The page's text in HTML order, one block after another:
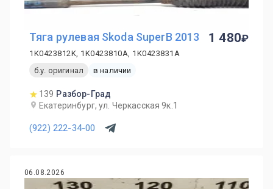
Тяга рулевая Skoda SuperB 2013
1K0423812K, 1K0423810A, 1K0423831A
б.у. оригинал
в наличии
139 Разбор-Град
Екатеринбург, ул. Черкасская 9к.1
(922) 222-34-00
1 480
06.08.2026